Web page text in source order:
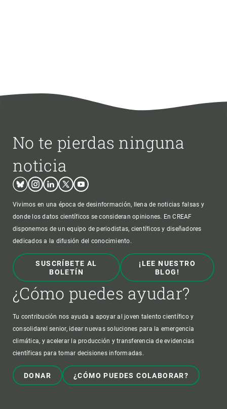
No te pierdas ninguna
noticia
BlueskyInstagram
LinkedinTwitterYoutube
Vivimos en una época de desinformación, llena de noticias falsas y
donde los datos científicos se consideran opiniones. En CREAF
disponemos de un equipo de periodistas, científicos y diseñadores
dedicados a la difusión del conocimiento.
SUSCRÍBETE AL
BOLETÍN
¡LEE NUESTRO
BLOG!
¿Cómo puedes ayudar?
Tu contribución nos ayuda a apoyar al joven talento científico y
consolidarel senior, idear nuevas soluciones para la emergencia
climática, y acelerar la producción y transferencia de evidencias
científicas para tomar decisiones informadas.
DONAR ¿CÓMO PUEDES COLABORAR?